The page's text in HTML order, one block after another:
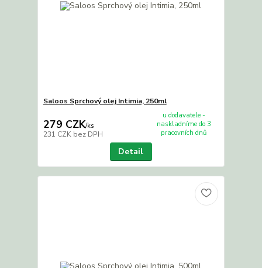
Saloos Sprchový olej Intimia, 250ml
279 CZK/ks
231 CZK bez DPH
u dodavatele -
naskladníme do 3
pracovních dnů
Detail